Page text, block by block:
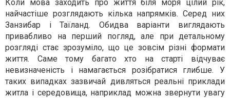
Коли мова заходить про життя біля моря цілий рік,
найчастіше розглядають кілька напрямків. Серед них
Занзибар і Таїланд. Обидва варіанти виглядають
привабливо на перший погляд, але при детальному
розгляді стає зрозуміло, що це зовсім різні формати
життя. Саме тому багато хто на старті відчуває
невизначеність і намагається розібратися глибше. У
таких випадках зазвичай дивляться реальні приклади
житла і середовища, наприклад можна звернути увагу